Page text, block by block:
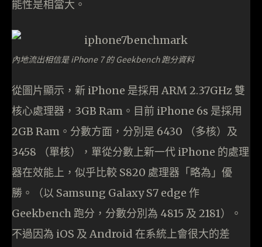
能性是相當大。
內地流出相信是 iPhone 7 的 Geekbench 跑分資料
從圖片顯示，新 iPhone 是採用 ARM 2.37GHz 雙
核心處理器，3GB Ram。目前 iPhone 6s 是採用
2GB Ram。分數方面，分別是 6430 （多核）及
3458 （單核），單從分數上新一代 iPhone 的處理
器在效能上，似乎比較 S820 處理器「略為」優
勝。（以 Samsung Galaxy S7 edge 作
Geekbench 跑分，分數分別為 4815 及 2181）。
不過因為 iOS 及 Android 在系統上會很大的差